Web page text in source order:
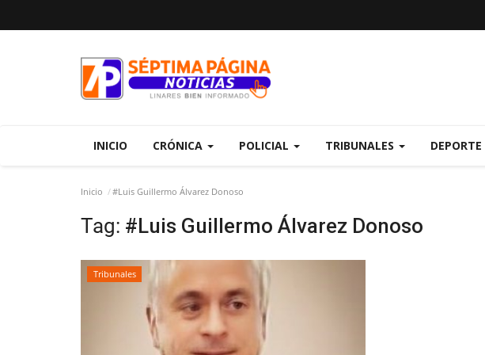
INICIO CRÓNICA POLICIAL TRIBUNALES DEPORTE
Inicio #Luis Guillermo Álvarez Donoso
Tag: #Luis Guillermo Álvarez Donoso
Tribunales